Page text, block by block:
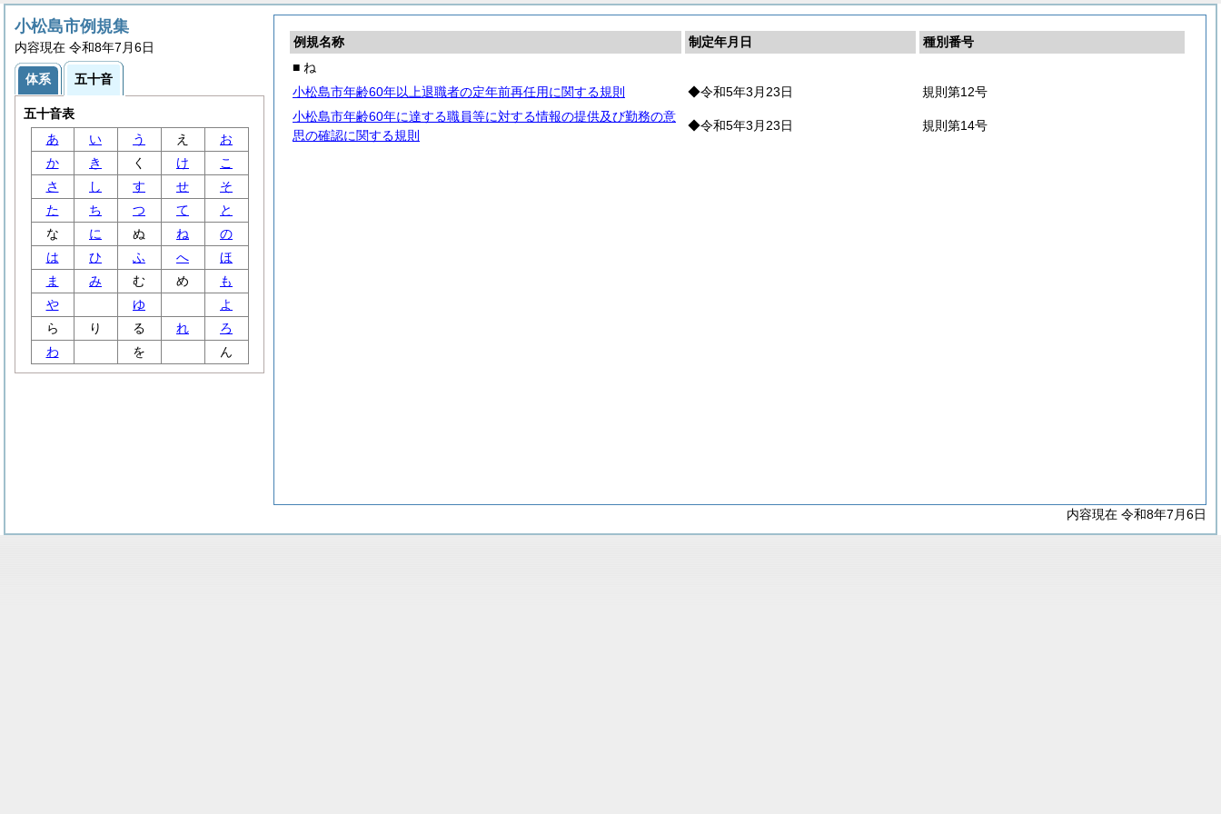
例規名称 制定年月日
種別番号
■ ね
小松島市年齢60年以上退職者の定年前再任用に関する規則
◆令和5年3月23日
規則第12号
小松島市年齢60年に達する職員等に対する情報の提供及び勤務の意
思の確認に関する規則
◆令和5年3月23日 規則第14号
内容現在 令和8年7月6日
小松島市例規集
内容現在 令和8年7月6日
体系 五十音
五十音表
あ
い う え
お
か
き く け
こ
さ
し す せ
そ
た
ち つ て
と
な
に ぬ ね
の
は
ひ ふ へ
ほ
ま
み む め
も
や
ゆ
よ
ら
り る れ
ろ
わ
を ん